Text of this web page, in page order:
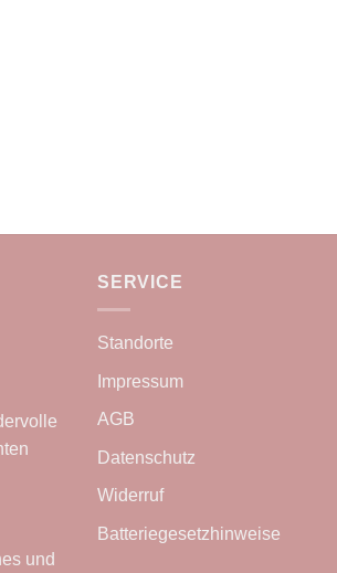
und
SERVICE
Standorte
Impressum
AGB
Datenschutz
Widerruf
Batteriegesetzhinweise